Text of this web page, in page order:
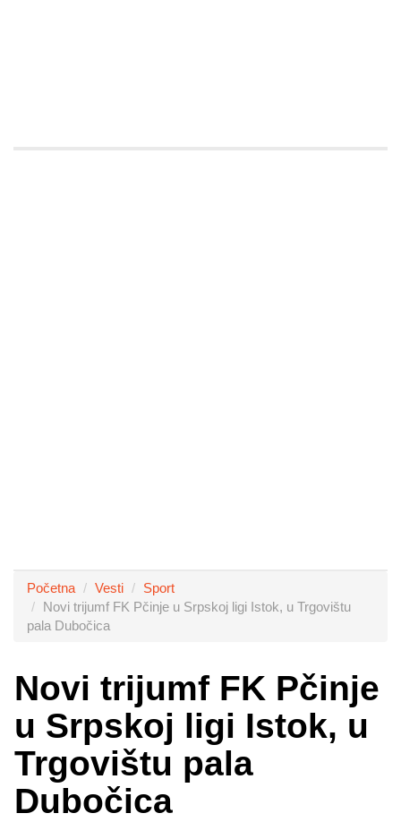
Početna Vesti
Sport
Novi trijumf FK Pčinje u Srpskoj ligi Istok, u Trgovištu
pala Dubočica
Novi trijumf FK Pčinje
u Srpskoj ligi Istok, u
Trgovištu pala
Dubočica